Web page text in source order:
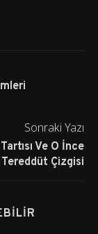
Sonraki Yazı
Ve O İnce
Çizgisi